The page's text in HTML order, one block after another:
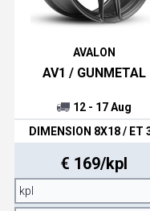
AVALON
AV1 / GUNMETAL
12 - 17 Aug
DIMENSION 8X18 / ET
€ 169/kpl